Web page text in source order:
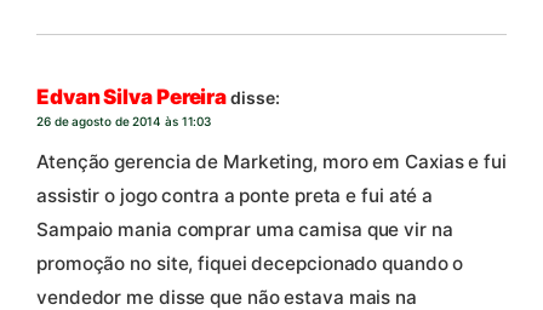
Edvan Silva Pereiradisse:
26 de agosto de 2014 às 11:03
Atenção gerencia de Marketing, moro em Caxias e fui
assistir o jogo contra a ponte preta e fui até a
Sampaio mania comprar uma camisa que vir na
promoção no site, fiquei decepcionado quando o
vendedor me disse que não estava mais na